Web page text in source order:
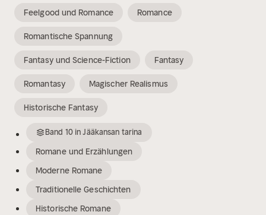
Feelgood und Romance Romance
Romantische Spannung
Fantasy und Science-Fiction Fantasy
Romantasy Magischer Realismus
Historische Fantasy
Band 10inJääkansan tarina
Romane und Erzählungen
Moderne Romane
Traditionelle Geschichten
Historische Romane